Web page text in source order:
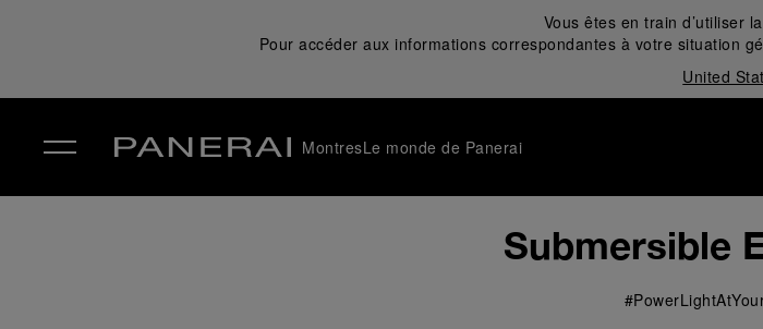
Vous êtes en train d’utiliser
Pour accéder aux informations correspondantes à votre situation
United
MontresLe monde de Panerai
Submersible